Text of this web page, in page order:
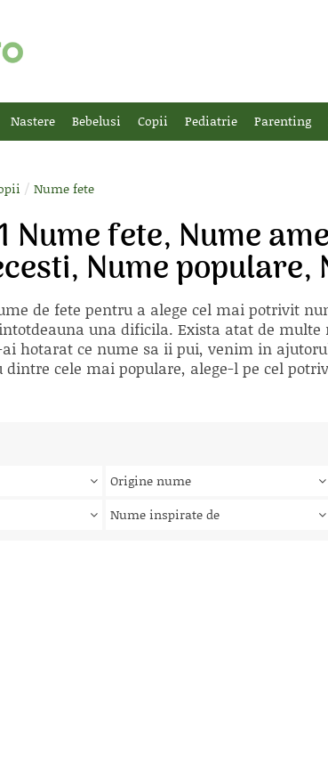
Nastere Bebelusi Copii Pediatrie Parenting
/ Nume fete
Nume fete, Nume
Nume populare,
de fete pentru a alege cel mai potrivit
una dificila. Exista atat de multe
hotarat ce nume sa ii pui, venim in
dintre cele mai populare, alege-l pe cel
Origine nume
Nume inspirate de